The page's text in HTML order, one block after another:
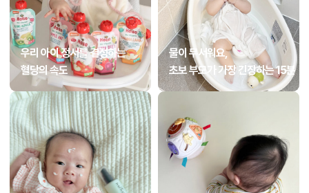
우리 아이 정서를 결정하는
혈당의 속도
물이 무서워요,
초보 부모가 가장 긴장하는 15분